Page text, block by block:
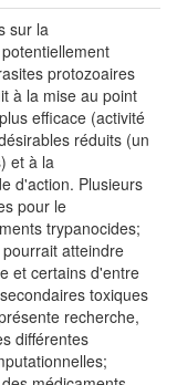
sur la
protozoaires
à la mise au point
efficace (activité
réduits (un
et à la
d'action. Plusieurs
pour le
trypanocides;
atteindre
et certains d'entre
toxiques
recherche,
différentes